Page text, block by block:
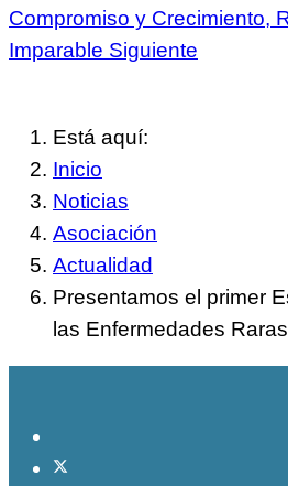
Compromiso y Crecimiento,
Imparable Siguiente
Está aquí:
Inicio
Noticias
Asociación
Actualidad
Presentamos el primer
las Enfermedades